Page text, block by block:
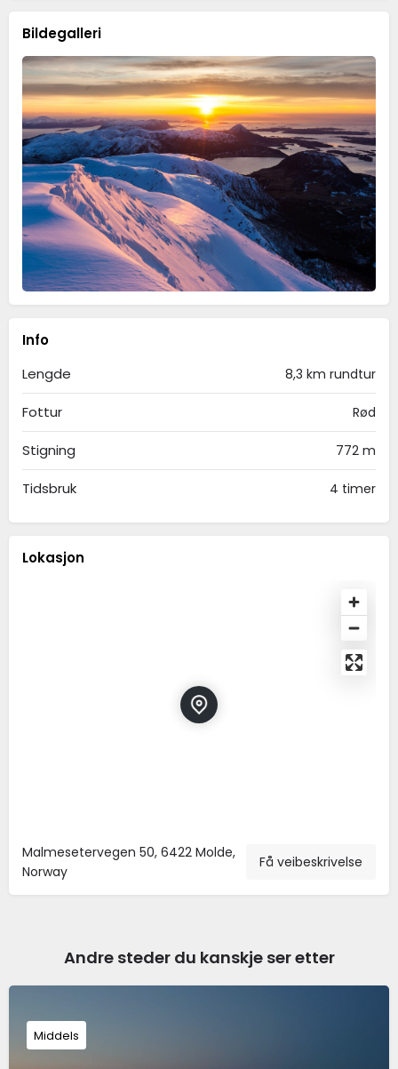
Bildegalleri
Info
Lengde
8,3 km rundtur
Fottur Rød
Stigning 772 m
Tidsbruk 4 timer
Lokasjon
Malmesetervegen 50, 6422 Molde,
Norway
Få veibeskrivelse
Andre steder du kanskje ser etter
Middels